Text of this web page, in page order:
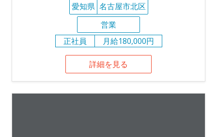
愛知県 名古屋市北区
営業
正社員
月給180,000円
詳細を見る